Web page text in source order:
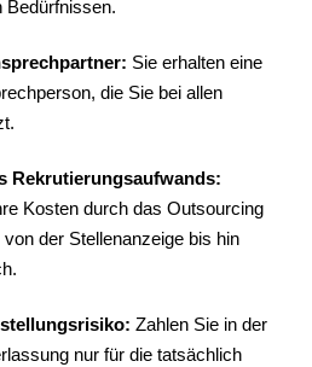
Bedürfnissen.
Sie erhalten eine
die Sie bei allen
Rekrutierungsaufwands:
Kosten durch das Outsourcing
der Stellenanzeige bis hin
Zahlen Sie in der
nur für die tatsächlich